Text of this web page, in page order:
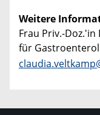
Weitere
Frau Priv.-
für